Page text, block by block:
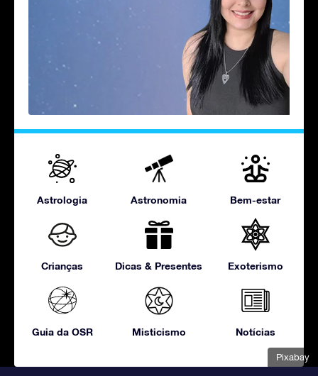
Pixabay
Astrologia Astronomia Bem-estar
Crianças Dicas & Presentes Exoterismo
Guia da OSR Misticismo Notícias